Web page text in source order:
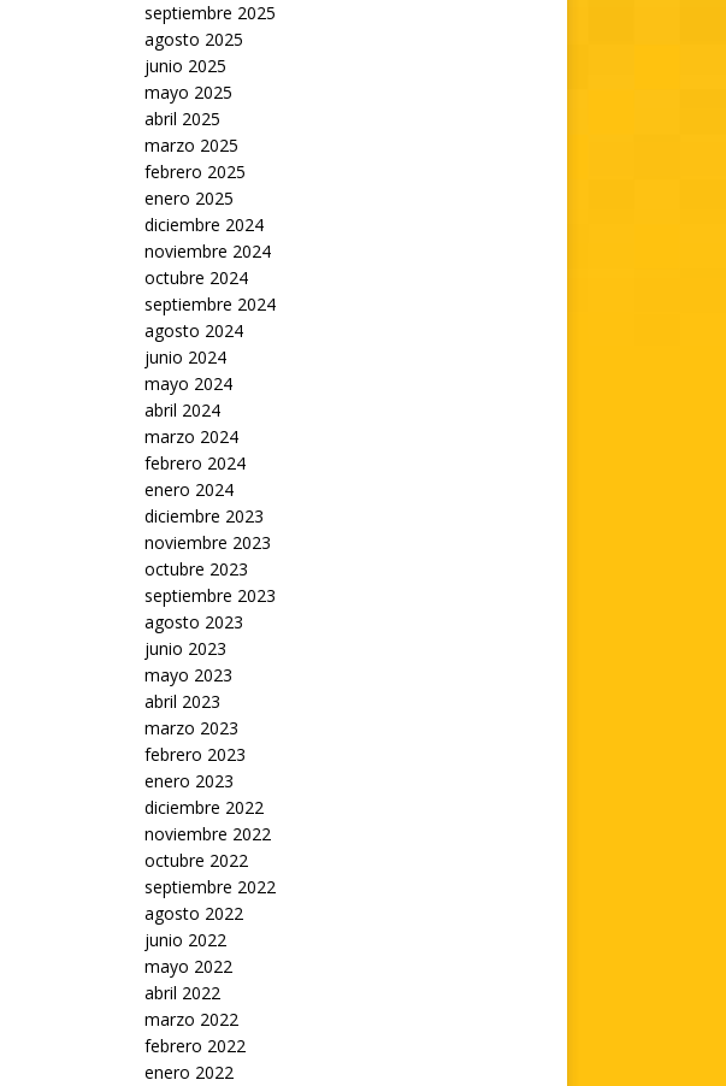
septiembre 2025
agosto 2025
junio 2025
mayo 2025
abril 2025
marzo 2025
febrero 2025
enero 2025
diciembre 2024
noviembre 2024
octubre 2024
septiembre 2024
agosto 2024
junio 2024
mayo 2024
abril 2024
marzo 2024
febrero 2024
enero 2024
diciembre 2023
noviembre 2023
octubre 2023
septiembre 2023
agosto 2023
junio 2023
mayo 2023
abril 2023
marzo 2023
febrero 2023
enero 2023
diciembre 2022
noviembre 2022
octubre 2022
septiembre 2022
agosto 2022
junio 2022
mayo 2022
abril 2022
marzo 2022
febrero 2022
enero 2022